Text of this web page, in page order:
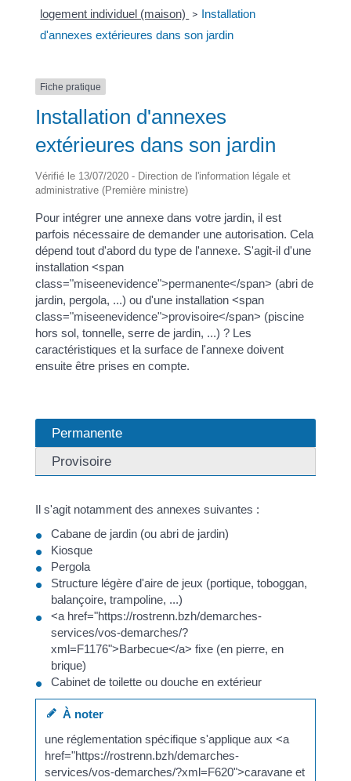
logement individuel (maison)
> Installation
d'annexes extérieures dans son jardin
Fiche pratique
Installation d'annexes
extérieures dans son jardin
Vérifié le 13/07/2020 - Direction de l'information légale et
administrative (Première ministre)
Pour intégrer une annexe dans votre jardin, il est
parfois nécessaire de demander une autorisation. Cela
dépend tout d'abord du type de l'annexe. S'agit-il d'une
installation <span
class="miseenevidence">permanente</span> (abri de
jardin, pergola, ...) ou d'une installation <span
class="miseenevidence">provisoire</span> (piscine
hors sol, tonnelle, serre de jardin, ...) ? Les
caractéristiques et la surface de l'annexe doivent
ensuite être prises en compte.
Permanente
Provisoire
Il s'agit notamment des annexes suivantes :
Cabane de jardin (ou abri de jardin)
Kiosque
Pergola
Structure légère d'aire de jeux (portique, toboggan,
balançoire, trampoline, ...)
<a href="https://rostrenn.bzh/demarches-
services/vos-demarches/?
xml=F1176">Barbecue</a> fixe (en pierre, en
brique)
Cabinet de toilette ou douche en extérieur
À noter
une réglementation spécifique s'applique aux <a
href="https://rostrenn.bzh/demarches-
services/vos-demarches/?xml=F620">caravane et